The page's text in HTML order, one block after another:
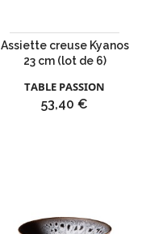
Assiette creuse Kyanos
23 cm (lot de 6)
TABLE PASSION
Prix
53,40 €